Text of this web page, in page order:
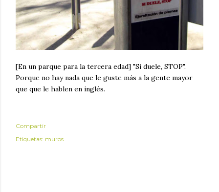
[En un parque para la tercera edad] "Si duele, STOP".
Porque no hay nada que le guste más a la gente mayor
que que le hablen en inglés.
Compartir
Etiquetas: muros